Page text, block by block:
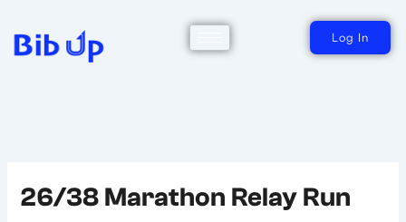
contenido
Log In
26/38 Marathon Relay Run